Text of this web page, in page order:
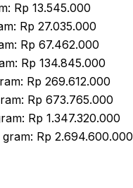
Rp 13.545.000
Rp 27.035.000
Rp 67.462.000
Rp 134.845.000
Rp 269.612.000
Rp 673.765.000
Rp 1.347.320.000
Rp 2.694.600.000